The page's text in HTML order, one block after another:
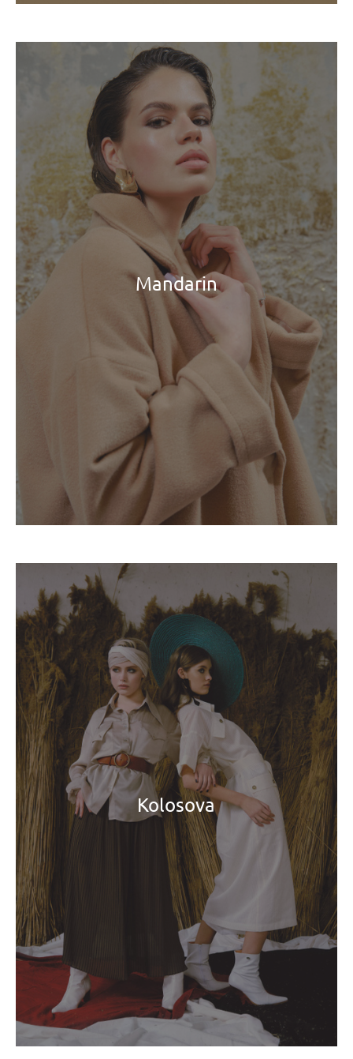
Mandarin
Kolosova